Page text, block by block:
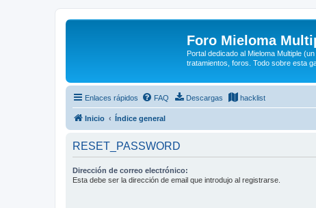
Foro Mieloma
Portal dedicado al Mieloma Multiple
tratamientos, foros. Todo sobre esta
Enlaces rápidos FAQ Descargas hacklist
Inicio Índice general
RESET_PASSWORD
Dirección de correo electrónico:
Esta debe ser la dirección de email que introdujo al registrarse.